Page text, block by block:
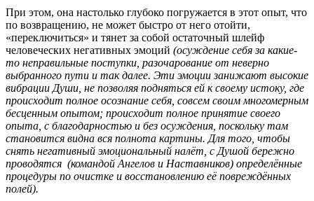
При этом, она настолько глубоко погружается в этот опыт, что
по возвращению, не может быстро от него отойти,
«переключиться» и тянет за собой остаточный шлейф
человеческих негативных эмоций (осуждение себя за какие-
то неправильные поступки, разочарование от неверно
выбранного пути и так далее. Эти эмоции занижают высокие
вибрации Души, не позволяя подняться ей к своему истоку, где
происходит полное осознание себя, совсем своим многомерным
бесценным опытом; происходит полное принятие своего
опыта, с благодарностью и без осуждения, поскольку там
становится видна вся полнота картины. Для того, чтобы
снять негативный эмоциональный налёт, с Душой бережно
проводятся (командой Ангелов и Наставников) определённые
процедуры по очистке и восстановлению её повреждённых
полей).